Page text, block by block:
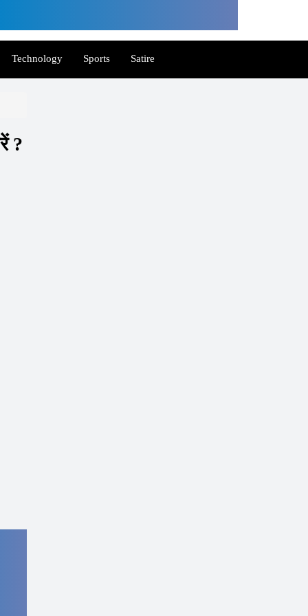
Technology Sports Satire
?